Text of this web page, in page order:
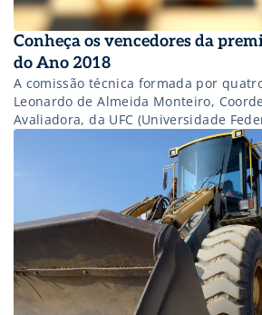
Conheça os vencedores da
do Ano 2018
A comissão técnica formada por
Leonardo de Almeida Monteiro,
Avaliadora, da UFC (Universidade
Augusto Fiorese da UFMT
Grosso); João Paulo Rodrigues da
(Universidade Federal de Uberlândia)
da Silva da UNESP (Universidade
Mesquita […]